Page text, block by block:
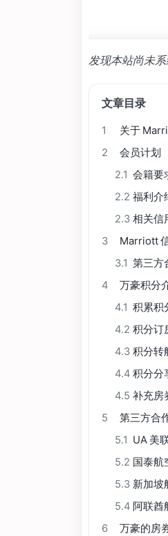
发现本站尚未
文章目录
1
关于
2
会员计划
2.1 会籍要
2.2 福利介
2.3 相关信
3
Marriott
3.1 第三方
4
万豪积分
4.1 积累积
4.2 积分订
4.3 积分转
4.4 积分分
4.5 补充房
5
第三方合
5.1 UA 美
5.2 国泰航
5.3 新加坡
5.4 阿联酋
6
万豪的房